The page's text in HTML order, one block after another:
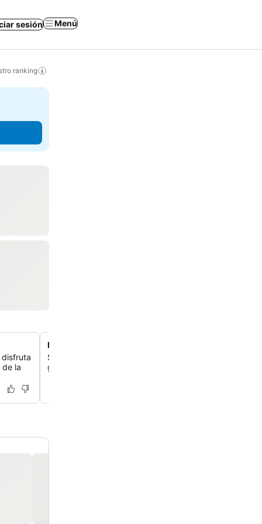
sesión Menú
ranking
disfruta
la
Desayuno buffet brasileño variado
Saborea un desayuno diverso con frutas tropicales
guayaba y maracuyá, panes variados y un café